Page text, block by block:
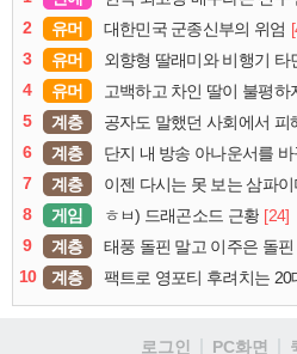
2
유머 대한민국 군종신부의 위엄
3
유머 외향형 딸래미와 비행기 타
4
유머 고백하고 차인 딸이 불평하
5
계층 공자도 말했던 사회에서 피
6
계층 단지 내 방송 아나운서를 바꾸고 나서 집중도가
7
계층 이젠 다시는 못 보는 삼파이
8
게임 ㅎㅂ) 드래곤소드 근황 [24]
9
계층 태풍 돌핀 말고 이주은 돌핀
10
계층 팩트로 영포티 후려치는 20
로그인 PC화면